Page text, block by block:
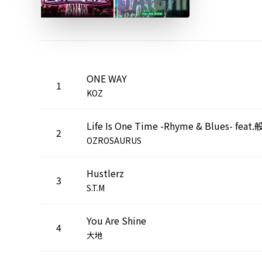
1 ONE WAY
KOZ
2
OZROSAURUS
3 Hustlerz
S.T.M
4 You Are Shine
大地